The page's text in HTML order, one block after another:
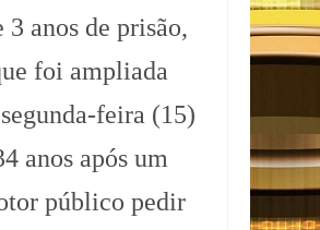
3 anos de prisão,
foi ampliada
feira (15)
anos após um
público pedir